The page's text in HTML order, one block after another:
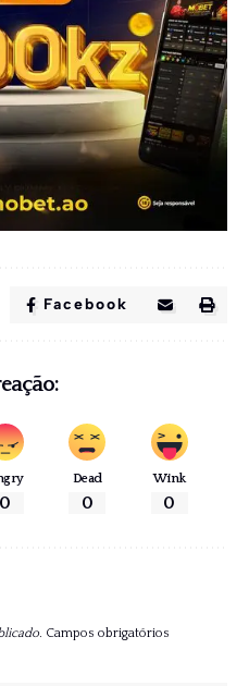
Facebook
0
Dead
0
Wink
0
Campos obrigatórios